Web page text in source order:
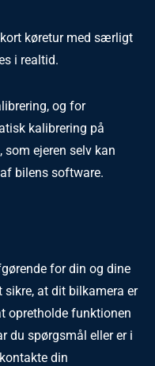
køretur med særligt
i realtid.
og for
kalibrering på
ejeren selv kan
bilens software.
for din og dine
sikre, at dit bilkamera er
opretholde funktionen
du spørgsmål eller er i
din